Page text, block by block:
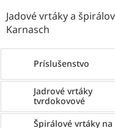
Jadové vrtáky a
Karnasch
Príslušenstvo
Jadrové vrtáky
tvrdokovové
Špirálové vrtáky na